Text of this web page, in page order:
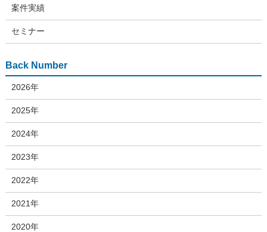
案件実績
セミナー
Back Number
2026年
2025年
2024年
2023年
2022年
2021年
2020年